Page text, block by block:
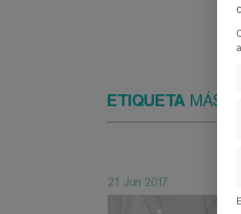
ETIQUETA
21 Jun 2017